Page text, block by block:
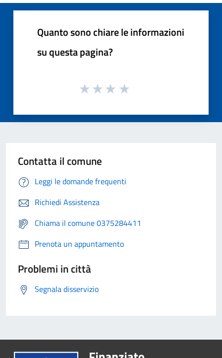
Quanto sono chiare le informazioni
su questa pagina?
Contatta il comune
Leggi le domande frequenti
Richiedi Assistenza
Chiama il comune 0375284411
Prenota un appuntamento
Problemi in città
Segnala disservizio